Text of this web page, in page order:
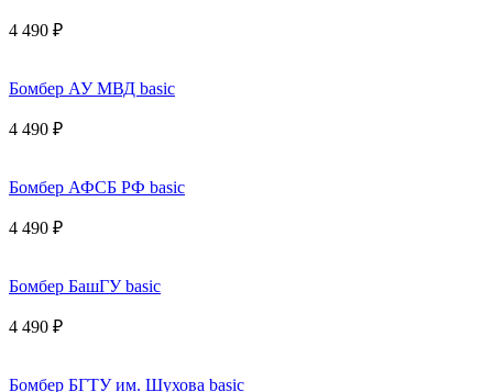
4 490 ₽
Бомбер АУ МВД basic
4 490 ₽
Бомбер АФСБ РФ basic
4 490 ₽
Бомбер БашГУ basic
4 490 ₽
Бомбер БГТУ им. Шухова basic